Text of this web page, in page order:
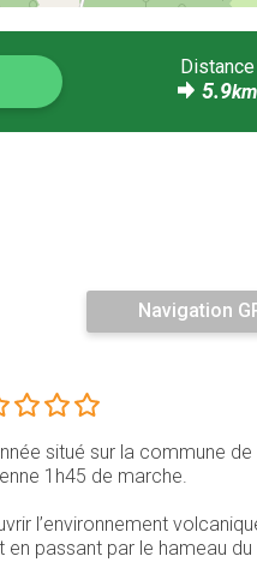
Distance
5.9km
Navigation
situé sur la commune
1h45 de marche.
l’environnement
passant par le hameau